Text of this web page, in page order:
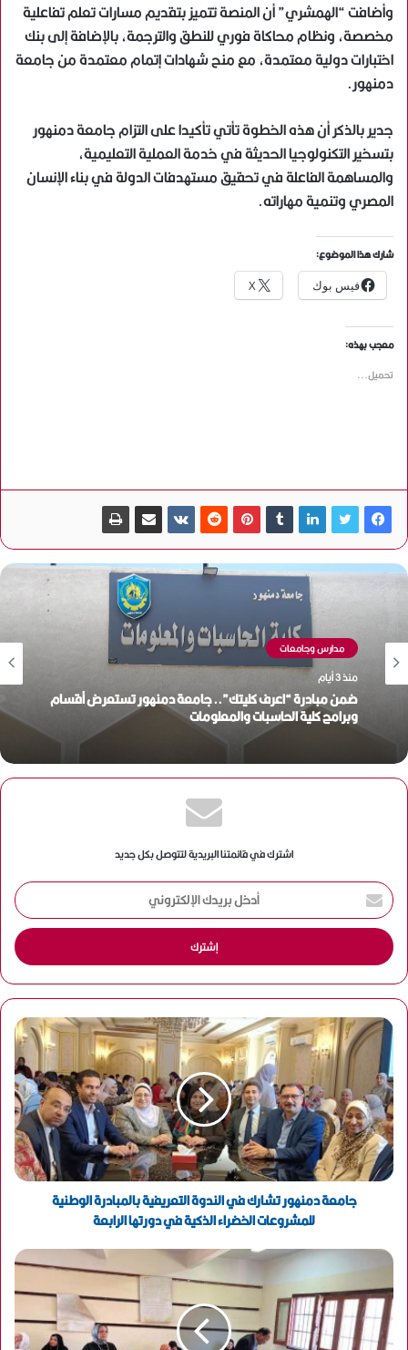
وأضافت “الهمشري” أن المنصة تتميز بتقديم مسارات تعلم تفاعلية
مخصصة، ونظام محاكاة فوري للنطق والترجمة، بالإضافة إلى بنك
اختبارات دولية معتمدة، مع منح شهادات إتمام معتمدة من جامعة
دمنهور.
جدير بالذكر أن هذه الخطوة تأتي تأكيدا على التزام جامعة دمنهور
بتسخير التكنولوجيا الحديثة في خدمة العملية التعليمية،
والمساهمة الفاعلة في تحقيق مستهدفات الدولة في بناء الإنسان
المصري وتنمية مهاراته.
شارك هذا الموضوع:
فيس بوك X
معجب بهذه:
تحميل...
مدارس وجامعات
منذ 3 أيام
ضمن مبادرة “اعرف كليتك”.. جامعة دمنهور تستعرض أقسام
وبرامج كلية الحاسبات والمعلومات
اشترك في قائمتنا البريدية لتتوصل بكل جديد
أ
د
خ
ل
ر
د
ك
ل
إ
ل
ك
ت
ر
جامعة دمنهور تشارك في الندوة التعريفية بالمبادرة الوطنية
للمشروعات الخضراء الذكية في دورتها الرابعة